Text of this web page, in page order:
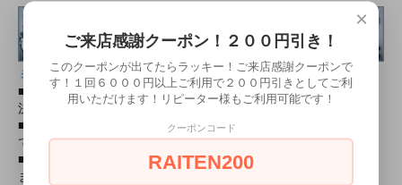
ミリタリー装備品の通販ショップ
■ミリタリー初心者・女性大歓迎！ 送料全国一律￥５００！
決済方法いろいろ！
■ミリタリーコスプレの小物が必要な時は、コンバットアームズ
でお買い物♪
■映画・アニメ・ゲームで有名な銃を￥１０００～取り揃えてい
ます！
×
ご来店感謝クーポン！２００円引き！
このクーポンが出てたらラッキー！ご来店感謝クーポンで
す！１回６０００円以上ご利用で２００円引きとしてご利
用いただけます！リピーター様もご利用可能です！
クーポンコード
RAITEN200